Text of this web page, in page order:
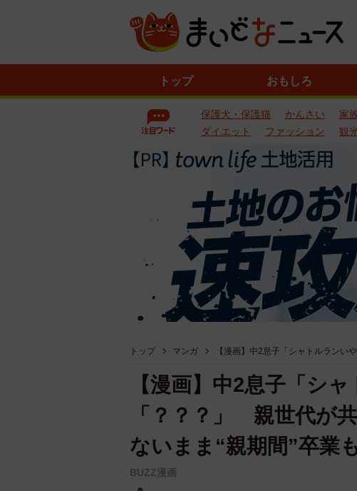
トップ おもしろ
保護犬・保護猫 かんさい 家
ダイエット
ファッション 観
トップ マンガ 【漫画】中2息子「シャトルラン
【漫画】中2息子「シ
「？？？」 親世代が
ないまま“親期間”卒業
BUZZ漫画